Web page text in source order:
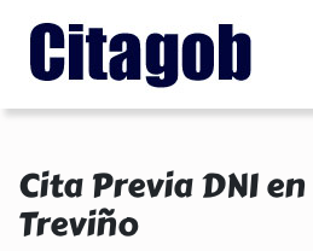
Cita Previa DNI
Treviño